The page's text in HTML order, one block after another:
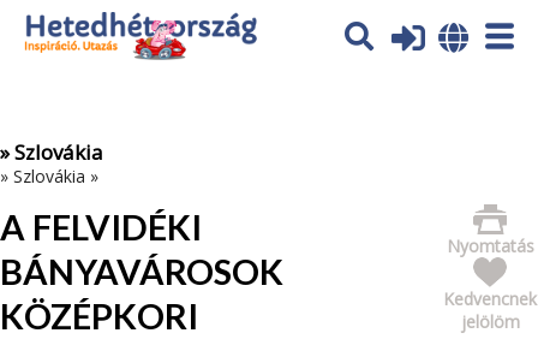
Az oldal sütiket (cookies) használ. További tájékoztatás itt:
Adatvédelmi tájékoztató
» Szlovákia
» Szlovákia »
A FELVIDÉKI
BÁNYAVÁROSOK
KÖZÉPKORI
Nyomtatás
Kedvencnek
jelölöm